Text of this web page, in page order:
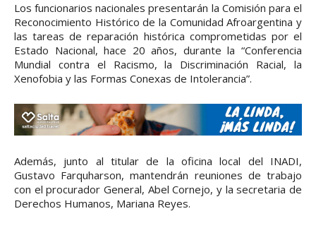
Los funcionarios nacionales presentarán la Comisión para el
Reconocimiento Histórico de la Comunidad Afroargentina y
las tareas de reparación histórica comprometidas por el
Estado Nacional, hace 20 años, durante la “Conferencia
Mundial contra el Racismo, la Discriminación Racial, la
Xenofobia y las Formas Conexas de Intolerancia”.
Además, junto al titular de la oficina local del INADI,
Gustavo Farquharson, mantendrán reuniones de trabajo
con el procurador General, Abel Cornejo, y la secretaria de
Derechos Humanos, Mariana Reyes.